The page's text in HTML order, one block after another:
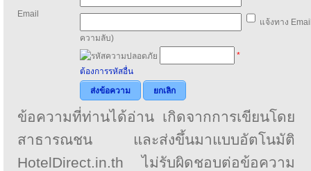
Email
แจ้งทาง
ความลับ)
*
ต้องการรหัสอื่น
ส่งข้อความ
ยกเลิก
ข้อความที่ท่านได้อ่าน เกิดจากการเขียนโดย
สาธารณชน และส่งขึ้นมาแบบอัตโนมัติ
HotelDirect.in.th ไม่รับผิดชอบต่อข้อความ